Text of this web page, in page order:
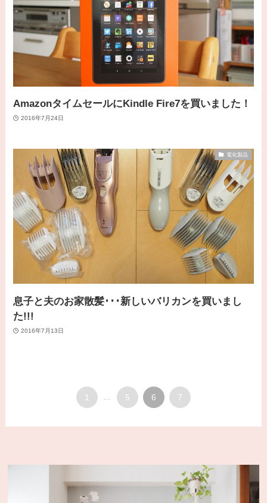
AmazonタイムセールにKindle Fire7を買いました！
2016年7月24日
電化製品
息子と夫のお家散髪･･･新しいバリカンを買いまし
た!!!
2016年7月13日
1 ... 5 6 7